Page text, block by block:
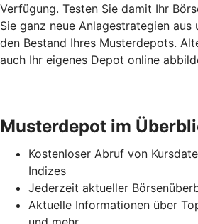
Verfügung. Testen Sie damit Ihr
Sie ganz neue Anlagestrategien aus
den Bestand Ihres Musterdepots.
auch Ihr eigenes Depot online
Musterdepot im
Kostenloser Abruf von
Indizes
Jederzeit aktueller
Aktuelle Informationen über